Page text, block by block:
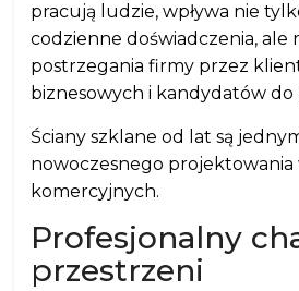
pracują ludzie, wpływa nie
codzienne doświadczenia, ale
postrzegania firmy przez
biznesowych i kandydatów do
Ściany szklane od lat są
nowoczesnego
komercyjnych.
Profesjonalny
przestrzeni